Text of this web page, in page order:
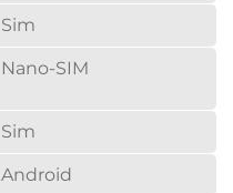
Sim
Nano-SIM
Sim
Android